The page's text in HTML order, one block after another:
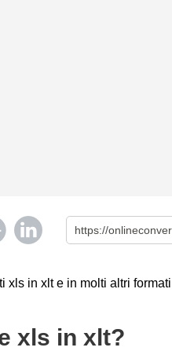
xls in xlt e in molti altri
xls in xlt?